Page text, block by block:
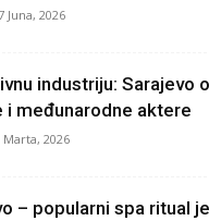
Juna, 2026
industriju: Sarajevo
i međunarodne aktere
2026
– popularni spa ritual